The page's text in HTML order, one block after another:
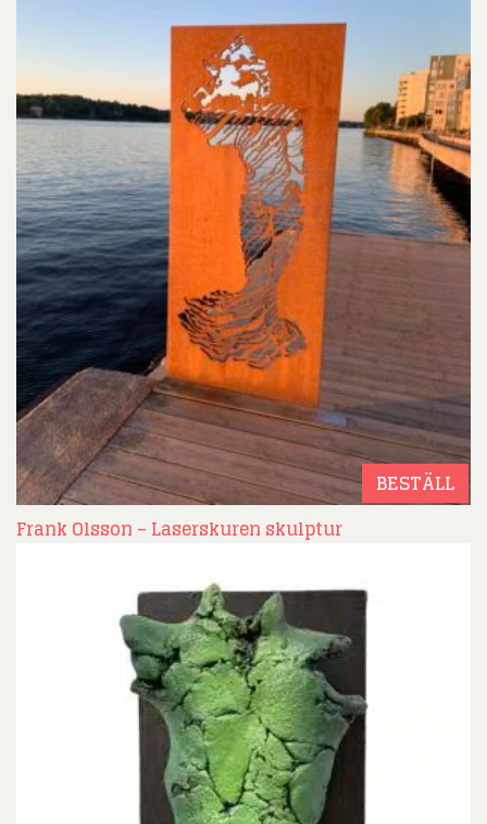
BESTÄLL
Frank Olsson – Laserskuren skulptur